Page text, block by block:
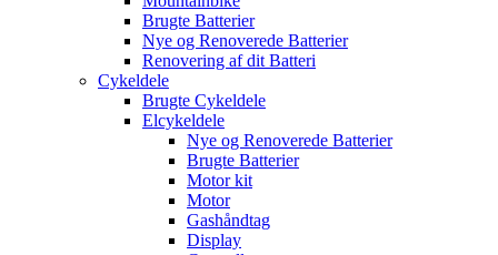
Brugte Batterier
Nye og Renoverede Batterier
Renovering af dit Batteri
Cykeldele
Brugte Cykeldele
Elcykeldele
Nye og Renoverede Batterier
Brugte Batterier
Motor kit
Motor
Gashåndtag
Display